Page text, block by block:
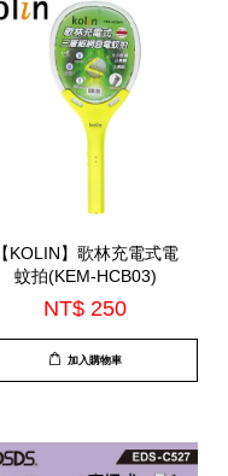
【KOLIN】歌林充電式電
蚊拍(KEM-HCB03)
NT$ 250
加入購物車